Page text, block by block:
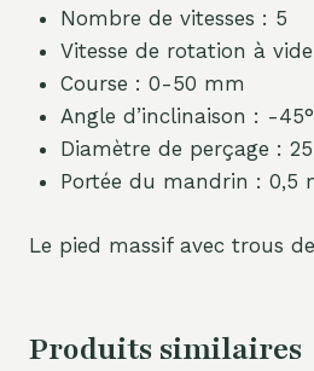
Nombre de vitesses : 5
Vitesse de rotation à
Course : 0-50 mm
Angle d’inclinaison : -
Diamètre de perçage :
Portée du mandrin : 0,5
Le pied massif avec trous
Produits similaires